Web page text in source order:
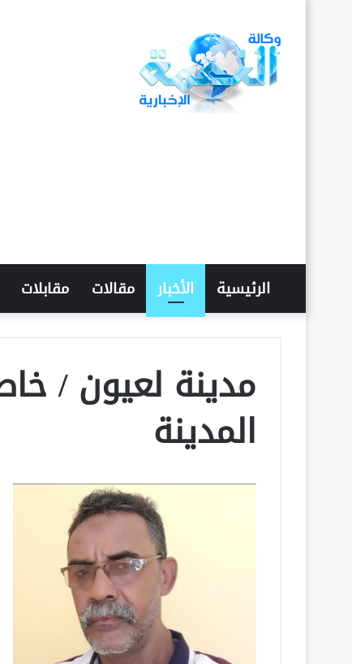
الرئيسية الأخبار مقالات مقابلات
مدينة لعيون /
المدينة